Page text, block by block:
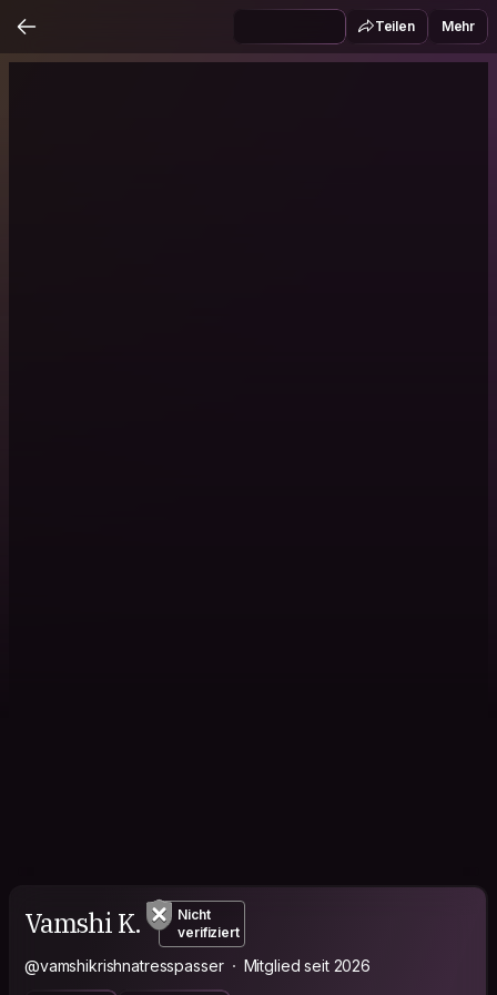
Teilen Mehr
Vamshi K.
Nicht
verifiziert
@vamshikrishnatresspasser Mitglied seit 2026